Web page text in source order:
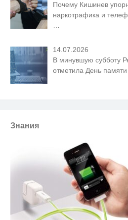
Почему Кишинев
наркотрафика и
…
14.07.2026
В минувшую субботу
отметила День
Знания